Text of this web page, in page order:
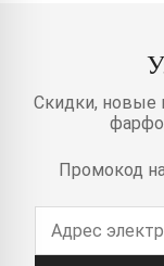
Скидки, новые
Промокод